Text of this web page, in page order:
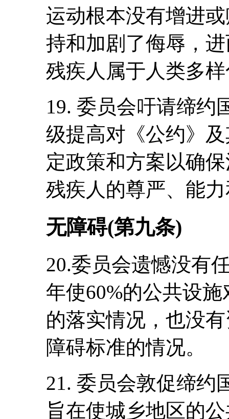
运动根本没有增进
持和加剧了侮辱，
残疾人属于人类多
19. 委员会吁请缔约
级提高对《公约》
定政策和方案以确
残疾人的尊严、能
无障碍(第九条)
20.委员会遗憾没有
年使60%的公共设
的落实情况，也没
障碍标准的情况。
21. 委员会敦促缔约
旨在使城乡地区的